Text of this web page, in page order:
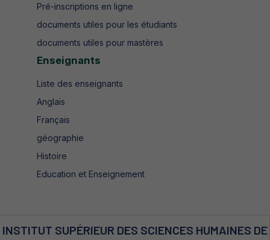
Pré-inscriptions en ligne
documents utiles pour les étudiants
documents utiles pour mastères
Enseignants
Liste des enseignants
Anglais
Français
géographie
Histoire
Education et Enseignement
INSTITUT SUPÉRIEUR DES SCIENCES HUMAINES DE